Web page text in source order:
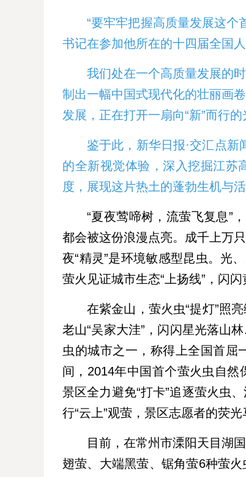
“要牢牢把握高质量发展这个
书记在参加他所在的十四届全国
我们处在一个高质量发展的
制出一幅中国式现代化的壮丽画
发展，正在打开一扇向“新”而行的
鉴于此，新华日报·交汇点
的全新视觉体验，深入挖掘江苏
度，展现这片热土的蓬勃生机与活
“夏夜莺啼树，流萤飞复息”
都会被这份浪漫点亮。成千上万
夜“精灵”是环境敏感型昆虫。光
萤火见证城市生态“上扬线”，闪
在紫金山，萤火虫“提灯”照
老山“吴家大洼”，闪闪星光落山
虫的城市之一，称得上全国首屈
间，2014年中国首个萤火虫自
景区全力避免“打卡”追逐萤火虫
行“云上”观萤，景区志愿者的荧
目前，在常州市溧阳天目湖
翅萤、大端黑萤、锯角萤6种萤